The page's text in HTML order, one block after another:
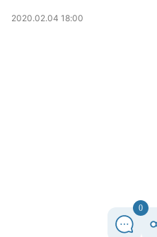
2020.02.04 18:00
0